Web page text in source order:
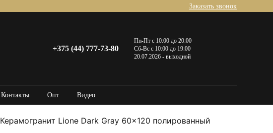
Заказать звонок
+375 (44) 777-73-80
Пн-Пт с 10:00 до 20:00
Сб-Вс с 10:00 до 19:00
20.07.2026 - выходной
Контакты Опт Видео
Керамогранит Lione Dark Gray 60×120 полированный